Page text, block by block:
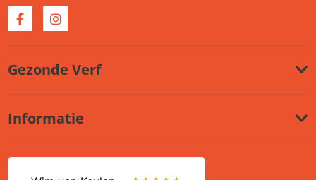
Gezonde Verf
Informatie